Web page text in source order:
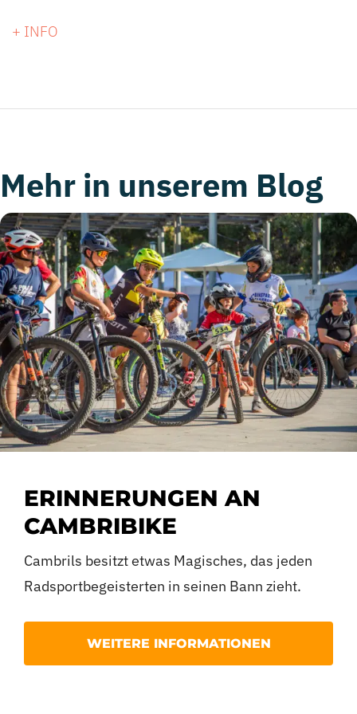
+ INFO
Mehr in unserem Blog
ERINNERUNGEN AN
CAMBRIBIKE
Cambrils besitzt etwas Magisches, das jeden
Radsportbegeisterten in seinen Bann zieht.
Wer das Glück hatte, die letzte Ausgabe von
fantastische Atmosphäre des Pinaret Parks
WEITERE INFORMATIONEN